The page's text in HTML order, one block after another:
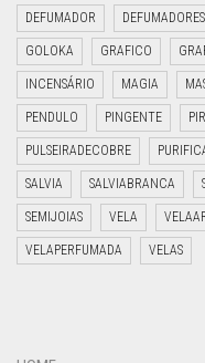
DEFUMADOR DEFUMADORES
GOLOKA GRAFICO
INCENSÁRIO MAGIA
PENDULO PINGENTE
PULSEIRADECOBRE
SALVIA SALVIABRANCA
SEMIJOIAS VELA
VELAPERFUMADA VELAS